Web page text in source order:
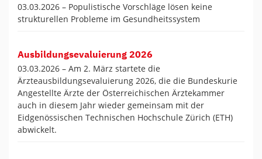
03.03.2026 – Populistische Vorschläge lösen keine
strukturellen Probleme im Gesundheitssystem
Ausbildungsevaluierung 2026
03.03.2026 – Am 2. März startete die
Ärzteausbildungsevaluierung 2026, die die Bundeskurie
Angestellte Ärzte der Österreichischen Ärztekammer
auch in diesem Jahr wieder gemeinsam mit der
Eidgenössischen Technischen Hochschule Zürich (ETH)
abwickelt.